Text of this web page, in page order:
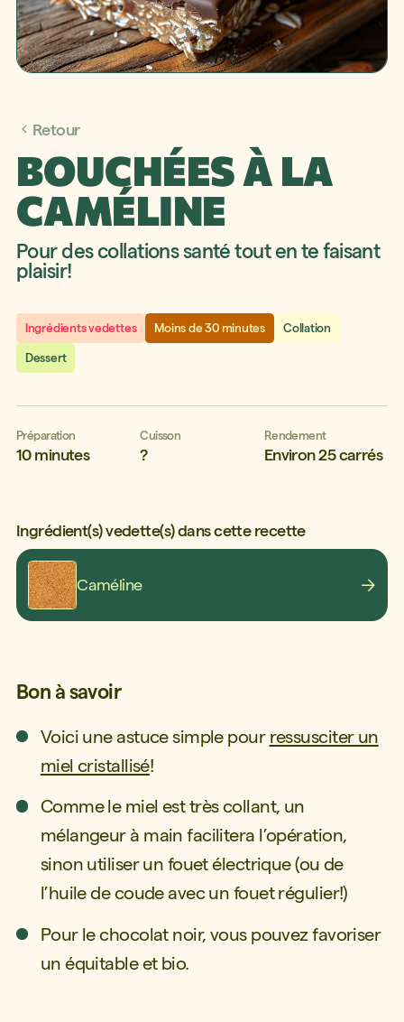
Retour
BOUCHÉES À LA
CAMÉLINE
Pour des collations santé tout en te faisant
plaisir!
Ingrédients vedettes Moins de 30 minutes Collation
Dessert
Préparation
10 minutes
Cuisson
?
Rendement
Environ 25 carrés
Ingrédient(s) vedette(s) dans cette recette
Caméline
Bon à savoir
Voici une astuce simple pour ressusciter un
miel cristallisé!
Comme le miel est très collant, un
mélangeur à main facilitera l’opération,
sinon utiliser un fouet électrique (ou de
l’huile de coude avec un fouet régulier!)
Pour le chocolat noir, vous pouvez favoriser
un équitable et bio.